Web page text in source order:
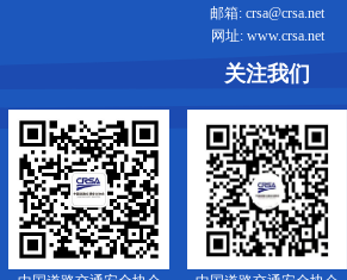
邮箱: crsa@crsa.net
网址: www.crsa.net
关注我们